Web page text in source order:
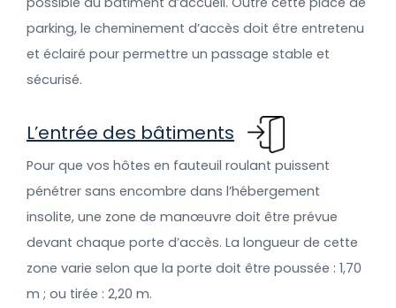
parking, le cheminement d’accès doit être entretenu
et éclairé pour permettre un passage stable et
sécurisé.
L’entrée des bâtiments
Pour que vos hôtes en fauteuil roulant puissent
pénétrer sans encombre dans l’hébergement
insolite, une zone de manœuvre doit être prévue
devant chaque porte d’accès. La longueur de cette
zone varie selon que la porte doit être poussée : 1,70
m ; ou tirée : 2,20 m.